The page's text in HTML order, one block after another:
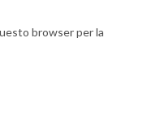
browser per la